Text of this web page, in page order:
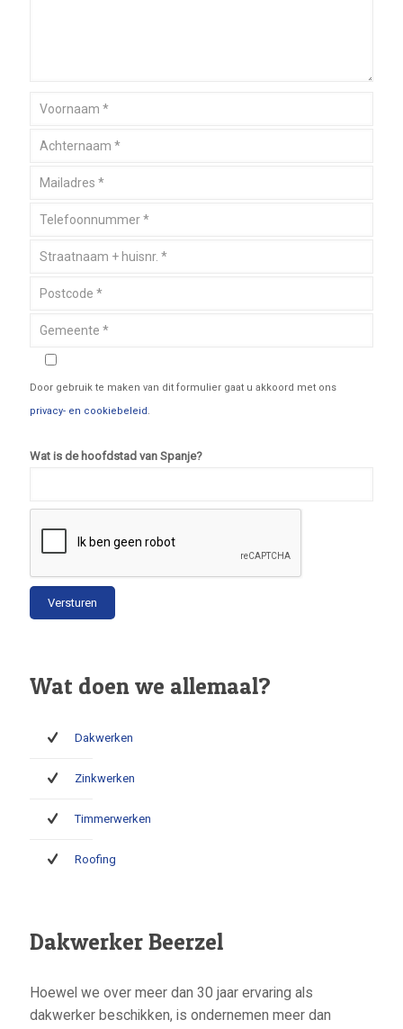
Door gebruik te maken van dit formulier gaat u akkoord met ons
privacy- en cookiebeleid.
Wat is de hoofdstad van Spanje?
Wat doen we allemaal?
Dakwerken
Zinkwerken
Timmerwerken
Roofing
Dakwerker Beerzel
Hoewel we over meer dan 30 jaar ervaring als
dakwerker beschikken, is ondernemen meer dan